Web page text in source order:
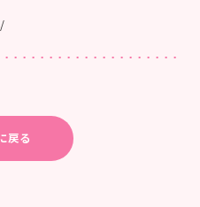
戻る